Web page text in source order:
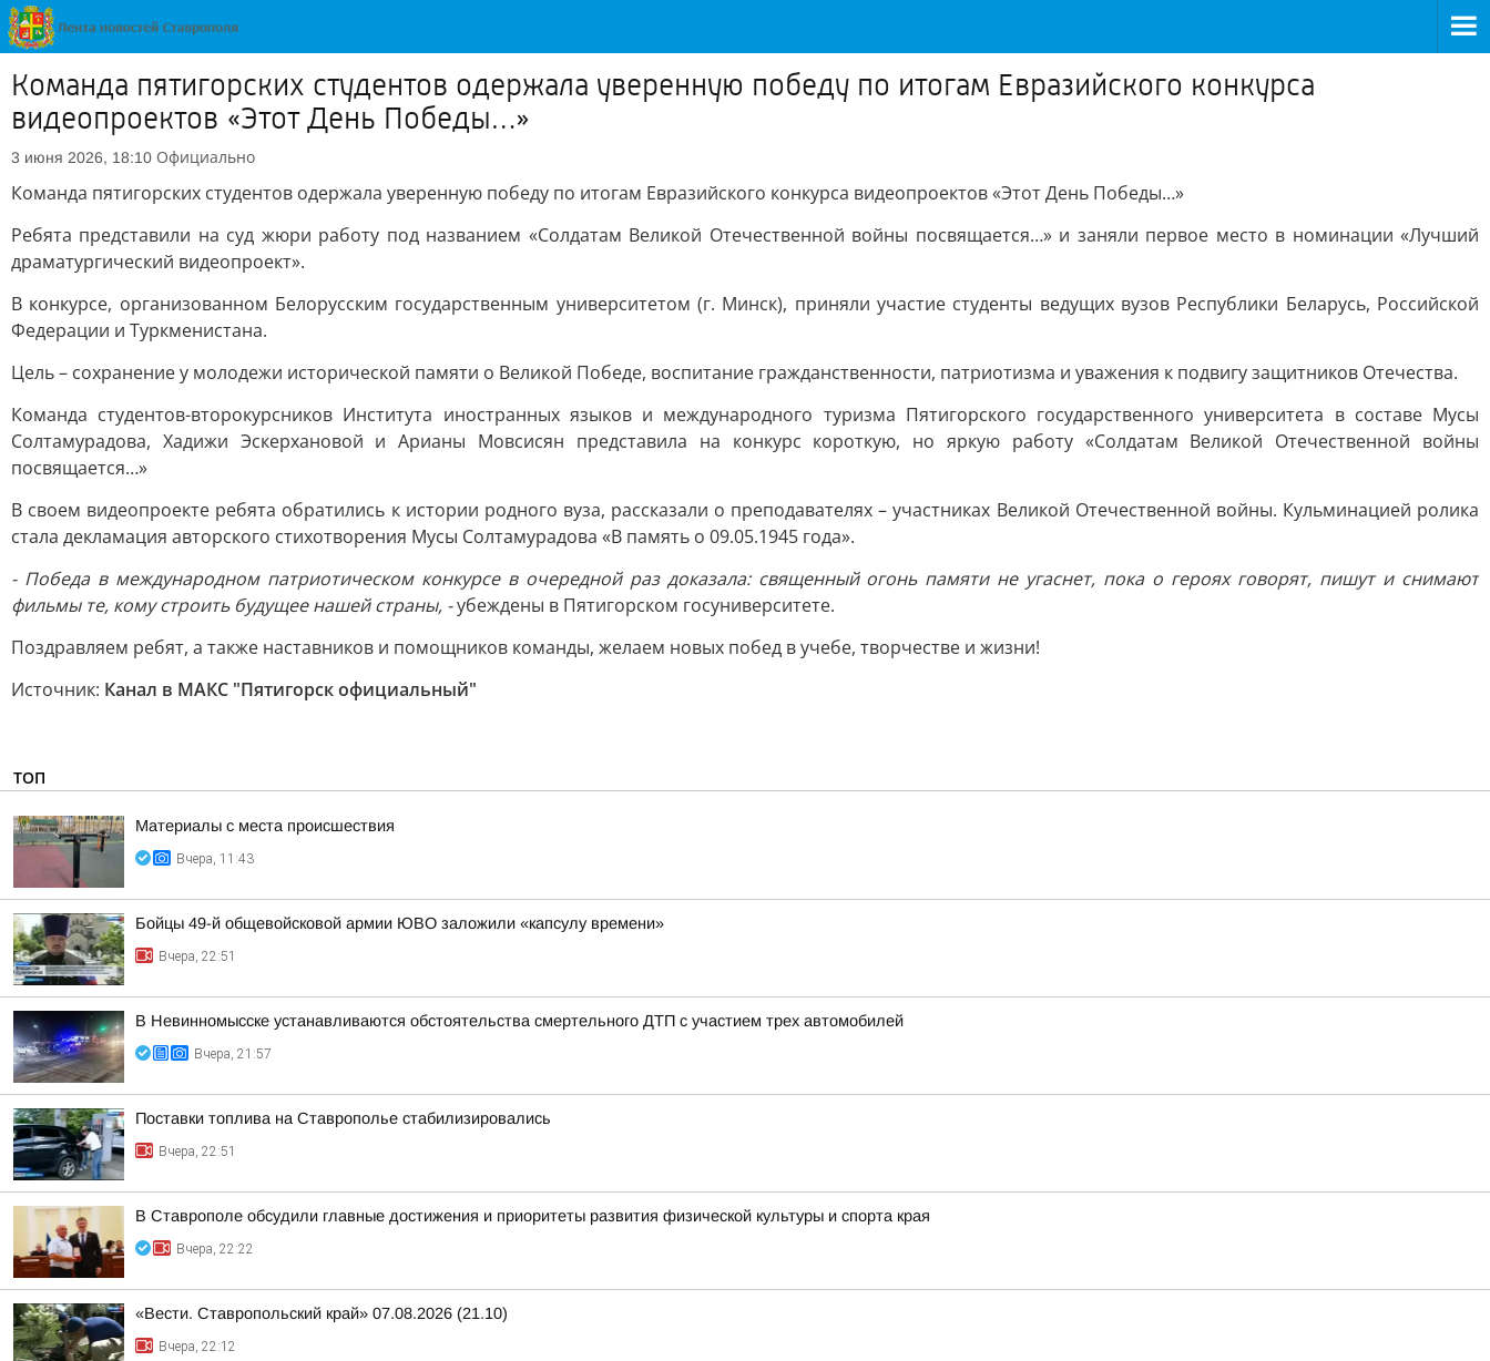
Команда пятигорских студентов одержала уверенную победу по итогам Евразийского конкурса
видеопроектов «Этот День Победы…»
3 июня 2026, 18:10 Официально
Команда пятигорских студентов одержала уверенную победу по итогам Евразийского конкурса видеопроектов «Этот День Победы…»
Ребята представили на суд жюри работу под названием «Солдатам Великой Отечественной войны посвящается…» и заняли первое место в номинации «Лучший
драматургический видеопроект».
В конкурсе, организованном Белорусским государственным университетом (г. Минск), приняли участие студенты ведущих вузов Республики Беларусь, Российской
Федерации и Туркменистана.
Цель – сохранение у молодежи исторической памяти о Великой Победе, воспитание гражданственности, патриотизма и уважения к подвигу защитников Отечества.
Команда студентов-второкурсников Института иностранных языков и международного туризма Пятигорского государственного университета в составе Мусы
Солтамурадова, Хадижи Эскерхановой и Арианы Мовсисян представила на конкурс короткую, но яркую работу «Солдатам Великой Отечественной войны
посвящается…»
В своем видеопроекте ребята обратились к истории родного вуза, рассказали о преподавателях – участниках Великой Отечественной войны. Кульминацией ролика
стала декламация авторского стихотворения Мусы Солтамурадова «В память о 09.05.1945 года».
- Победа в международном патриотическом конкурсе в очередной раз доказала: священный огонь памяти не угаснет, пока о героях говорят, пишут и снимают
фильмы те, кому строить будущее нашей страны, -убеждены в Пятигорском госуниверситете.
Поздравляем ребят, а также наставников и помощников команды, желаем новых побед в учебе, творчестве и жизни!
Источник: Канал в МАКС "Пятигорск официальный"
ТОП
Материалы с места происшествия
Вчера, 11:43
Бойцы 49-й общевойсковой армии ЮВО заложили «капсулу времени»
Вчера, 22:51
В Невинномысске устанавливаются обстоятельства смертельного ДТП с участием трех автомобилей
Вчера, 21:57
Поставки топлива на Ставрополье стабилизировались
Вчера, 22:51
В Ставрополе обсудили главные достижения и приоритеты развития физической культуры и спорта края
Вчера, 22:22
«Вести. Ставропольский край» 07.08.2026 (21.10)
Вчера, 22:12